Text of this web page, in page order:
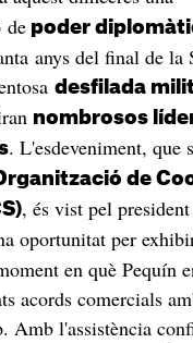
depoder
anys del final de la
desfilada
nombrosos
. L'esdeveniment, que
de
, és vist pel
oportunitat per
en què Pequín
acords comercials
Amb l'assistència